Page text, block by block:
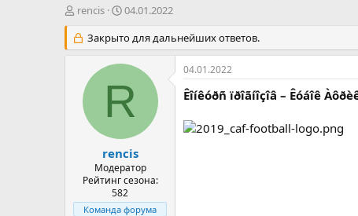
А
т
о
м
rencis
Д
т
а
н
ч
а
а
04.01.2022
Закрыто для дальнейших ответов.
R
rencis
Модератор
Рейтинг сезона:
582
Команда форума
04.01.2022
Êîíêóðñ ïðîãíîçîâ – Êóáîê